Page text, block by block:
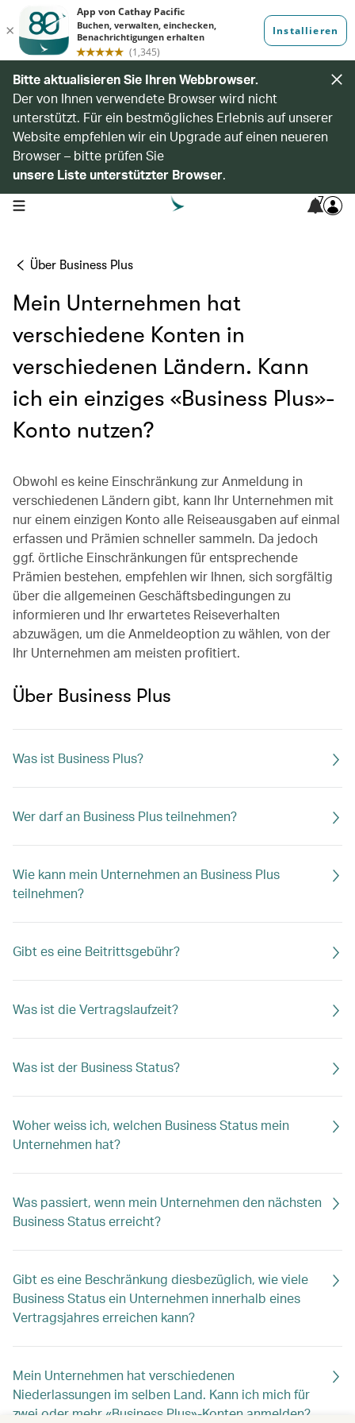
Bitte aktualisieren Sie Ihren Webbrowser.
Der von Ihnen verwendete Browser wird nicht
unterstützt. Für ein bestmögliches Erlebnis auf unserer
Website empfehlen wir ein Upgrade auf einen neueren
Browser – bitte prüfen Sie
unsere Liste unterstützter Browser.
open navigation menu 7
Über Business Plus
Mein Unternehmen hat
verschiedene Konten in
verschiedenen Ländern. Kann
ich ein einziges «Business Plus»-
Konto nutzen?
Obwohl es keine Einschränkung zur Anmeldung in
verschiedenen Ländern gibt, kann Ihr Unternehmen mit
nur einem einzigen Konto alle Reiseausgaben auf einmal
erfassen und Prämien schneller sammeln. Da jedoch
ggf. örtliche Einschränkungen für entsprechende
Prämien bestehen, empfehlen wir Ihnen, sich sorgfältig
über die allgemeinen Geschäftsbedingungen zu
informieren und Ihr erwartetes Reiseverhalten
abzuwägen, um die Anmeldeoption zu wählen, von der
Ihr Unternehmen am meisten profitiert.
Über Business Plus
Was ist Business Plus?
Wer darf an Business Plus teilnehmen?
Wie kann mein Unternehmen an Business Plus
teilnehmen?
Gibt es eine Beitrittsgebühr?
Was ist die Vertragslaufzeit?
Was ist der Business Status?
Woher weiss ich, welchen Business Status mein
Unternehmen hat?
Was passiert, wenn mein Unternehmen den nächsten
Business Status erreicht?
Gibt es eine Beschränkung diesbezüglich, wie viele
Business Status ein Unternehmen innerhalb eines
Vertragsjahres erreichen kann?
Mein Unternehmen hat verschiedenen
Niederlassungen im selben Land. Kann ich mich für
zwei oder mehr «Business Plus»-Konten anmelden?